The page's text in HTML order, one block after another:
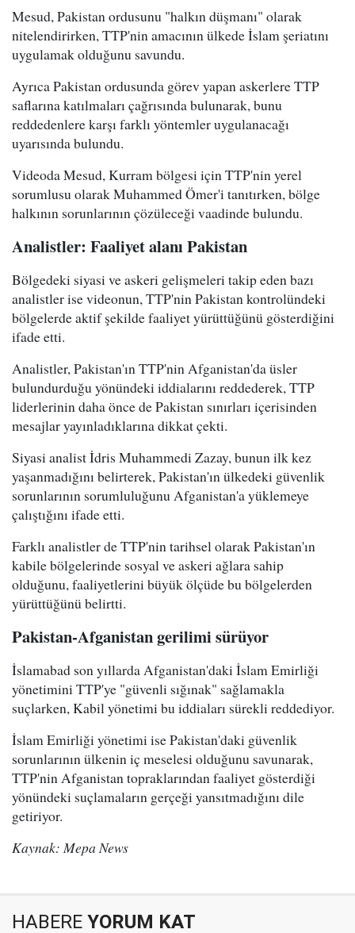
Mesud, Pakistan ordusunu "halkın düşmanı" olarak
nitelendirirken, TTP'nin amacının ülkede İslam şeriatını
uygulamak olduğunu savundu.
Ayrıca Pakistan ordusunda görev yapan askerlere TTP
saflarına katılmaları çağrısında bulunarak, bunu
reddedenlere karşı farklı yöntemler uygulanacağı
uyarısında bulundu.
Videoda Mesud, Kurram bölgesi için TTP'nin yerel
sorumlusu olarak Muhammed Ömer'i tanıtırken, bölge
halkının sorunlarının çözüleceği vaadinde bulundu.
Analistler: Faaliyet alanı Pakistan
Bölgedeki siyasi ve askeri gelişmeleri takip eden bazı
analistler ise videonun, TTP'nin Pakistan kontrolündeki
bölgelerde aktif şekilde faaliyet yürüttüğünü gösterdiğini
ifade etti.
Analistler, Pakistan'ın TTP'nin Afganistan'da üsler
bulundurduğu yönündeki iddialarını reddederek, TTP
liderlerinin daha önce de Pakistan sınırları içerisinden
mesajlar yayınladıklarına dikkat çekti.
Siyasi analist İdris Muhammedi Zazay, bunun ilk kez
yaşanmadığını belirterek, Pakistan'ın ülkedeki güvenlik
sorunlarının sorumluluğunu Afganistan'a yüklemeye
çalıştığını ifade etti.
Farklı analistler de TTP'nin tarihsel olarak Pakistan'ın
kabile bölgelerinde sosyal ve askeri ağlara sahip
olduğunu, faaliyetlerini büyük ölçüde bu bölgelerden
yürüttüğünü belirtti.
Pakistan-Afganistan gerilimi sürüyor
İslamabad son yıllarda Afganistan'daki İslam Emirliği
yönetimini TTP'ye "güvenli sığınak" sağlamakla
suçlarken, Kabil yönetimi bu iddiaları sürekli reddediyor.
İslam Emirliği yönetimi ise Pakistan'daki güvenlik
sorunlarının ülkenin iç meselesi olduğunu savunarak,
TTP'nin Afganistan topraklarından faaliyet gösterdiği
yönündeki suçlamaların gerçeği yansıtmadığını dile
getiriyor.
Kaynak: Mepa News
HABERE YORUM KAT